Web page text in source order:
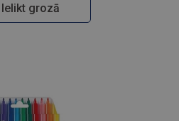
Ielikt grozā